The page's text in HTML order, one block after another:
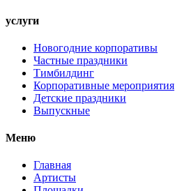
услуги
Новогодние корпоративы
Частные праздники
Тимбилдинг
Корпоративные мероприятия
Детские праздники
Выпускные
Меню
Главная
Артисты